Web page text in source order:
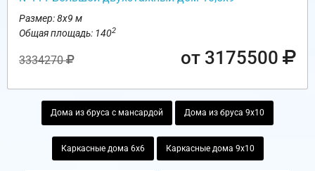
Размер: 8х9 м
Общая площадь: 1402
3334270 от 3175500
Дома из бруса с мансардой Дома из бруса 9х10
Каркасные дома 6х6 Каркасные дома 9х10